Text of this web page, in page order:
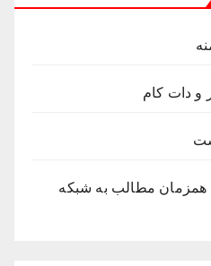
و دات کام
همزمان مطالب به شبکه